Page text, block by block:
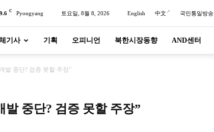
C Pyongyang 토요일, 8월 8, 2026 English 中文 국민통일방송
기사 기획 오피니언 북한시장동향 AND센터
발 중단? 검증 못할 주장”
중단? 검증 못할 주장”